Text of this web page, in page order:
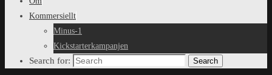
Kommersiellt
Minus-1
Kickstarterkampanjen
Search for: Search